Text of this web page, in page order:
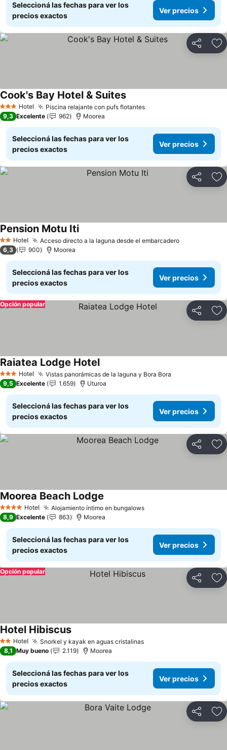
Seleccioná las fechas para ver los
precios exactos
Ver precios
Compartir
3 Estrellas
Hotel Piscina relajante con pufs flotantesVer precios
Cook's Bay Hotel & SuitesVer precios
9,3 Excelente 962 Moorea
Seleccioná las fechas para ver los
precios exactos
Ver precios
Compartir
2 Estrellas
Hotel Acceso directo a la laguna desde el embarcaderoVer precios
Pension Motu ItiVer precios
6,3 900 Moorea
Seleccioná las fechas para ver los
precios exactos
Ver precios
Compartir
Opción popular
3 Estrellas
Hotel Vistas panorámicas de la laguna y Bora Bora
Raiatea Lodge HotelVer precios
9,5 Excelente 1.659 Uturoa
Seleccioná las fechas para ver los
precios exactos
Ver precios
Compartir
4 EstrellasHotel Alojamiento íntimo en bungalowsVer precios
Moorea Beach Lodge
8,9 Excelente 863 Moorea
Seleccioná las fechas para ver los
precios exactos
Ver precios
Compartir
Opción popular
2 Estrellas
Hotel Snorkel y kayak en aguas cristalinasVer precios
Hotel HibiscusVer precios
8,1 Muy bueno 2.119 Moorea
Seleccioná las fechas para ver los
precios exactos
Ver precios
Compartir